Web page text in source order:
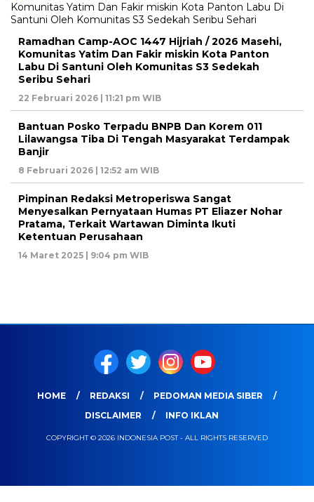
Ramadhan Camp-AOC 1447 Hijriah / 2026 Masehi,
Komunitas Yatim Dan Fakir miskin Kota Panton
Labu Di Santuni Oleh Komunitas S3 Sedekah
Seribu Sehari
22 Februari 2026 | 11:21 pm WIB
Bantuan Posko Terpadu BNPB Dan Korem 011
Lilawangsa Tiba Di Tengah Masyarakat Terdampak
Banjir
8 Februari 2026 | 12:52 am WIB
Pimpinan Redaksi Metroperiswa Sangat
Menyesalkan Pernyataan Humas PT Eliazer Nohar
Pratama, Terkait Wartawan Diminta Ikuti
Ketentuan Perusahaan
14 Maret 2025 | 9:04 pm WIB
HOME REDAKSI
PEDOMAN MEDIA SIBER
DISCLAIMER
INFO IKLAN
COPYRIGHT © 2026 INDONESIA POST - ALL RIGHTS RESERVED